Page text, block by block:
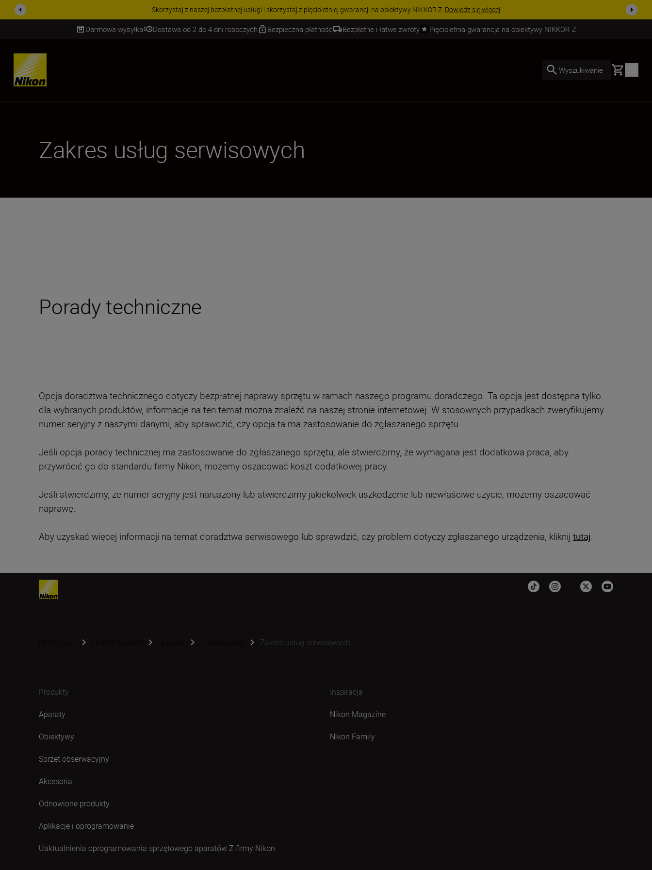
na obiektywy NIKKOR Z. Dowiedz się więcej PROMOCJA NA AKCESORIA | Oszczędź 15% na wybranych akcesoriach i
Darmowa wysyłka Dostawa od 2 do 4 dni roboczych Bezpieczna płatność Bezpłatne i łatwe zwroty Pięcioletnia gwarancja na obiektywy NIKKOR Z
SKIP
Wyszukiwanie Basket
Zakres usług serwisowych
Porady techniczne
Opcja doradztwa technicznego dotyczy bezpłatnej naprawy sprzętu w ramach naszego programu doradczego. Ta opcja jest dostępna tylko
dla wybranych produktów, informacje na ten temat mozna znaleźć na naszej stronie internetowej. W stosownych przypadkach zweryfikujemy
numer seryjny z naszymi danymi, aby sprawdzić, czy opcja ta ma zastosowanie do zgłaszanego sprzętu.
Jeśli opcja porady technicznej ma zastosowanie do zgłaszanego sprzętu, ale stwierdzimy, że wymagana jest dodatkowa praca, aby
przywrócić go do standardu firmy Nikon, możemy oszacować koszt dodatkowej pracy.
Jeśli stwierdzimy, że numer seryjny jest naruszony lub stwierdzimy jakiekolwiek uszkodzenie lub niewłaściwe użycie, możemy oszacować
naprawę.
Aby uzyskać więcej informacji na temat doradztwa serwisowego lub sprawdzić, czy problem dotyczy zgłaszanego urządzenia, kliknij tutaj.
Zakres usług serwisowych
Produkty
Aparaty
Obiektywy
Sprzęt obserwacyjny
Akcesoria
Odnowione produkty
Aplikacje i oprogramowanie
Uaktualnienia oprogramowania sprzętowego aparatów Z firmy Nikon
Inspiracja
Nikon Magazine
Nikon Family